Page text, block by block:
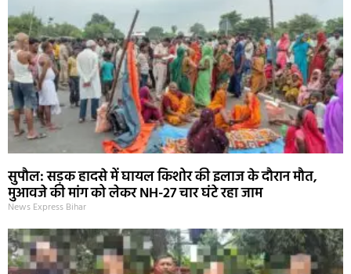
सुपौल: सड़क हादसे में घायल किशोर की इलाज के दौरान मौत,
मुआवजे की मांग को लेकर NH-27 चार घंटे रहा जाम
News Express Bihar